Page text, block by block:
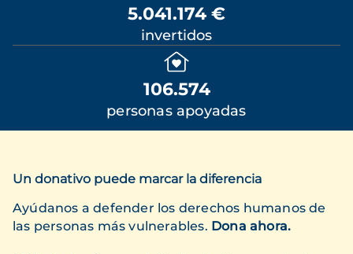
5.041.174 €
invertidos
106.574
personas apoyadas
Un donativo puede marcar la diferencia
Ayúdanos a defender los derechos humanos de
las personas más vulnerables. Dona ahora.